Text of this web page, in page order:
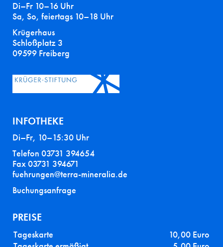
Di–Fr 10–16 Uhr
Sa, So, feiertags 10–18 Uhr
Krügerhaus
Schloßplatz 3
09599 Freiberg
INFOTHEKE
Di–Fr, 10–15:30 Uhr
Telefon 03731 394654
Fax 03731 394671
fuehrungen@terra-mineralia.de
Buchungsanfrage
PREISE
Tageskarte
10,00 Euro